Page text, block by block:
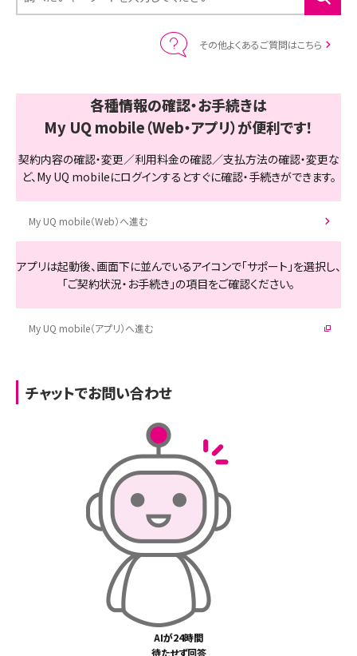
その他よくあるご質問はこちら
各種情報の確認・お手続きは
My UQ mobile（Web・アプリ）が便利です！
契約内容の確認・変更／利用料金の確認／支払方法の確認・変更な
ど、My UQ mobileにログインするとすぐに確認・手続きができます。
My UQ mobile（Web）へ進む
アプリは起動後、画面下に並んでいるアイコンで「サポート」を選択し、
「ご契約状況・お手続き」の項目をご確認ください。
My UQ mobile（アプリ）へ進む
チャットでお問い合わせ
AIが24時間
待たせず回答